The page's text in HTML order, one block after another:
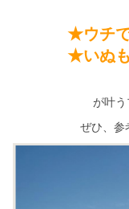
★ウチ
★いぬ
が叶
ぜひ、参